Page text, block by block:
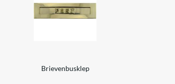
Brievenbusklep